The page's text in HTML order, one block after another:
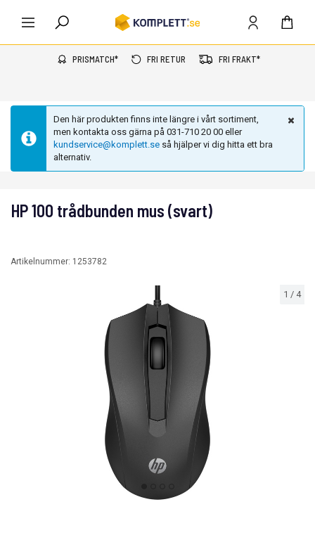
PRISMATCH* FRI RETUR FRI FRAKT*
Den här produkten finns inte längre i vårt sortiment,
men kontakta oss gärna på 031-710 20 00 eller
kundservice@komplett.se så hjälper vi dig hitta ett bra
alternativ.
1 / 4
HP 100 trådbunden mus (svart)
Artikelnummer: 1253782